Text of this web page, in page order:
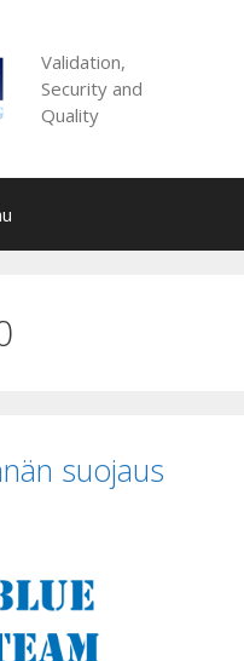
Validation,
Security and
Quality
suojaus